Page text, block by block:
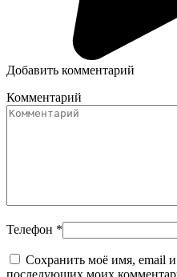
Добавить комментарий
Комментарий
Телефон *
Сохранить моё имя, email и
последующих моих